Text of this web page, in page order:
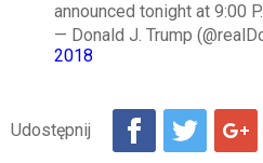
announced tonight at 9:00
— Donald J. Trump
2018